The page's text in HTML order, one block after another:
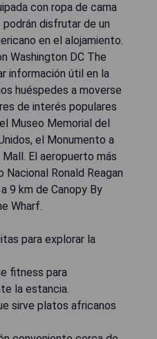
con ropa de cama
disfrutar de un
en el alojamiento.
Washington DC The
información útil en la
huéspedes a moverse
de interés populares
Museo Memorial del
el Monumento a
El aeropuerto más
Ronald Reagan
9 km de Canopy By
Wharf.
para explorar la
fitness para
la estancia.
sirve platos africanos